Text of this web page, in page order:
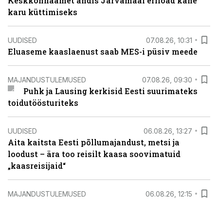
karu küttimiseks
UUDISED 07.08.26, 10:31
Eluaseme kaaslaenust saab MES-i püsiv meede
MAJANDUSTULEMUSED 07.08.26, 09:30
Puhk ja Lausing kerkisid Eesti suurimateks
toidutöösturiteks
UUDISED 06.08.26, 13:27
Aita kaitsta Eesti põllumajandust, metsi ja
loodust – ära too reisilt kaasa soovimatuid
„kaasreisijaid“
MAJANDUSTULEMUSED 06.08.26, 12:15